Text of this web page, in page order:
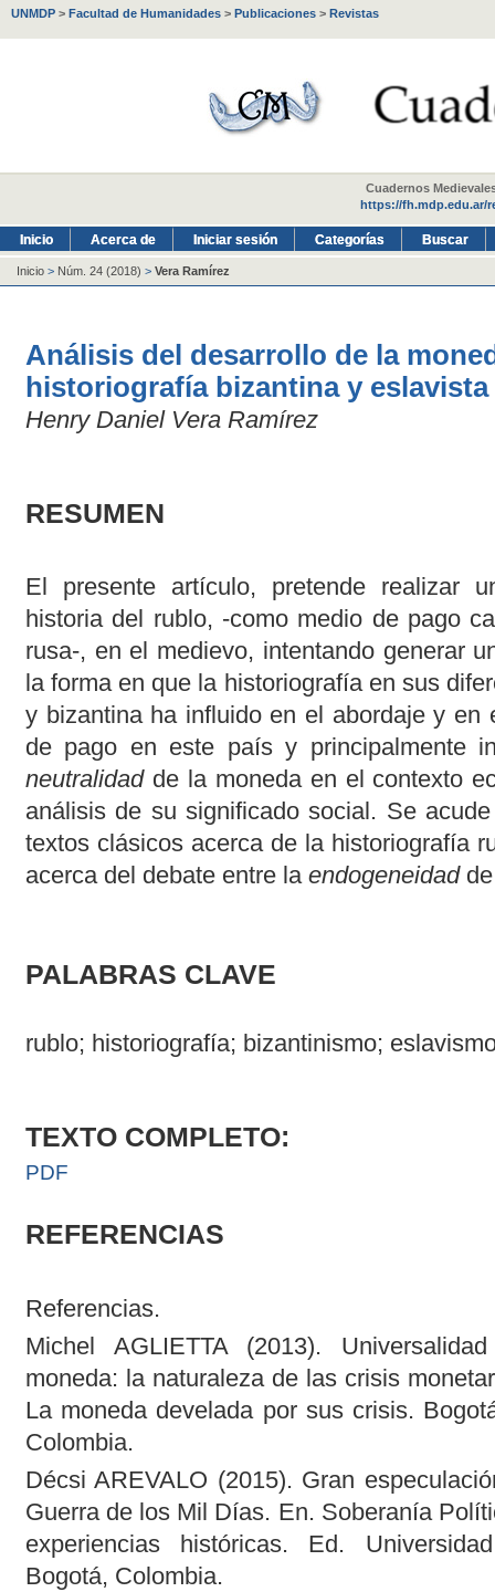
UNMDP > Facultad de Humanidades > Publicaciones > Revistas
Cuadernos
https://fh.mdp.edu.ar/
Inicio Acerca de Iniciar sesión Categorías Buscar
Inicio > Núm. 24 (2018) > Vera Ramírez
Análisis del desarrollo de la
historiografía bizantina y
Henry Daniel Vera Ramírez
RESUMEN
El presente artículo, pretende realizar
historia del rublo, -como medio de pago
rusa-, en el medievo, intentando generar
la forma en que la historiografía en sus
y bizantina ha influido en el abordaje y en
de pago en este país y principalmente
neutralidadde la moneda en el contexto
análisis de su significado social. Se
textos clásicos acerca de la historiografía
acerca del debate entre la endogeneidadde
PALABRAS CLAVE
rublo; historiografía; bizantinismo;
TEXTO COMPLETO:
PDF
REFERENCIAS
Referencias.
Michel AGLIETTA (2013).
moneda: la naturaleza de las crisis
La moneda develada por sus crisis.
Colombia.
Décsi AREVALO (2015). Gran
Guerra de los Mil Días. En. Soberanía
experiencias históricas. Ed.
Bogotá, Colombia.